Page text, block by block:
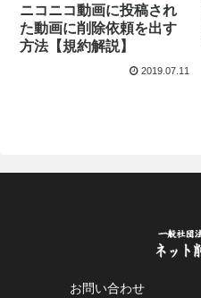
ニコニコ動画に投稿され
た動画に削除依頼を出す
方法【規約解説】
2019.07.11
お問い合わせ